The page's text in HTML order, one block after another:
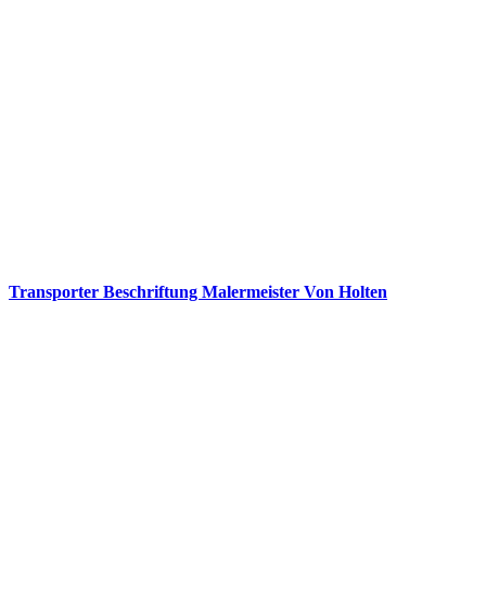
Transporter Beschriftung Malermeister Von Holten